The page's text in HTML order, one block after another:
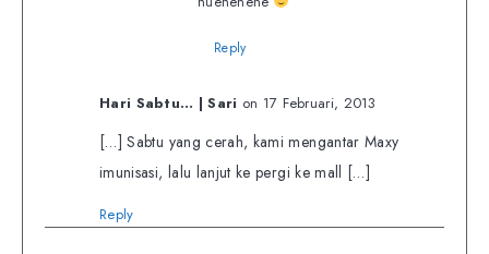
Reply
Hari Sabtu… | Sari on 17 Februari, 2013
[…] Sabtu yang cerah, kami mengantar Maxy
imunisasi, lalu lanjut ke pergi ke mall […]
Reply